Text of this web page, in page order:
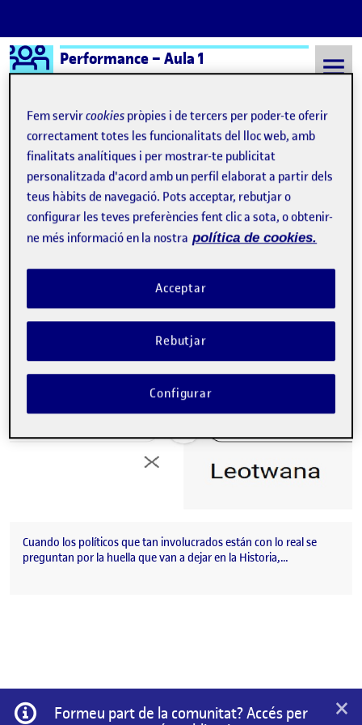
Saltar al contingut
Logo Ágora
Performance – Aula 1
Semestre 20242 - Aula 1 Genealogía del despotismo
Genealogía del
despotismo
El sello, el papel y la dirección
Úrsula Bischofberger Valdes
Cuando los políticos que tan involucrados están con lo real se
preguntan por la huella que van a dejar en la Historia,…
Informació
Formeu part de la comunitat? Accés per
×
Fem servircookies pròpies i de tercers per poder-te oferir
correctament totes les funcionalitats del lloc web, amb
finalitats analítiques i per mostrar-te publicitat
personalitzada d'acord amb un perfil elaborat a partir dels
teus hàbits de navegació. Pots acceptar, rebutjar o
configurar les teves preferències fent clic a sota, o obtenir-
ne més informació en la nostra política de cookies.
Rebutjar
Acceptar
Configurar